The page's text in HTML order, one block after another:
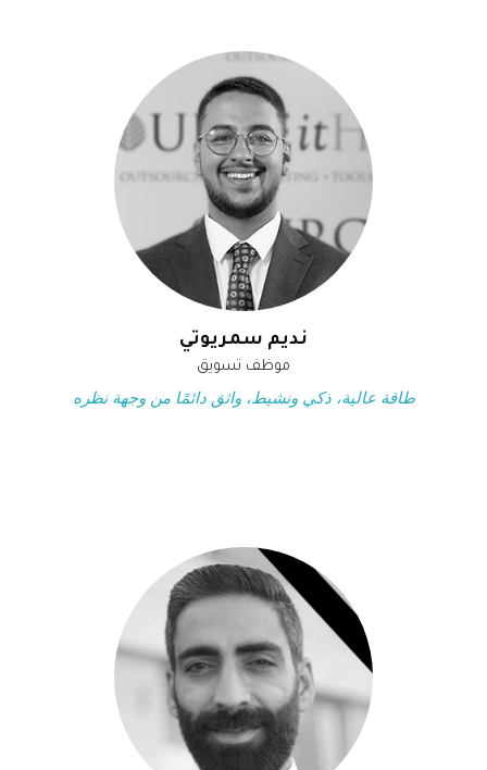
نديم سمريوتي
موظف تسويق
طاقة عالية، ذكي ونشيط، واثق دائمًا من وجهة نظره